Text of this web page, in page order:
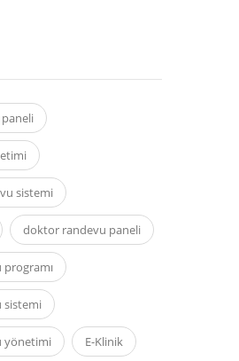
sistemi
doktor randevu paneli
sistemi
yönetimi E-Klinik